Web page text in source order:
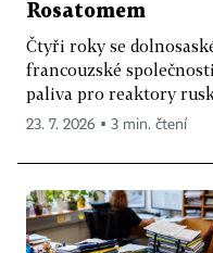
Rosatomem
Čtyři roky se
francouzské
paliva pro reaktory
23. 7. 2026 ▪ 3 min. čtení